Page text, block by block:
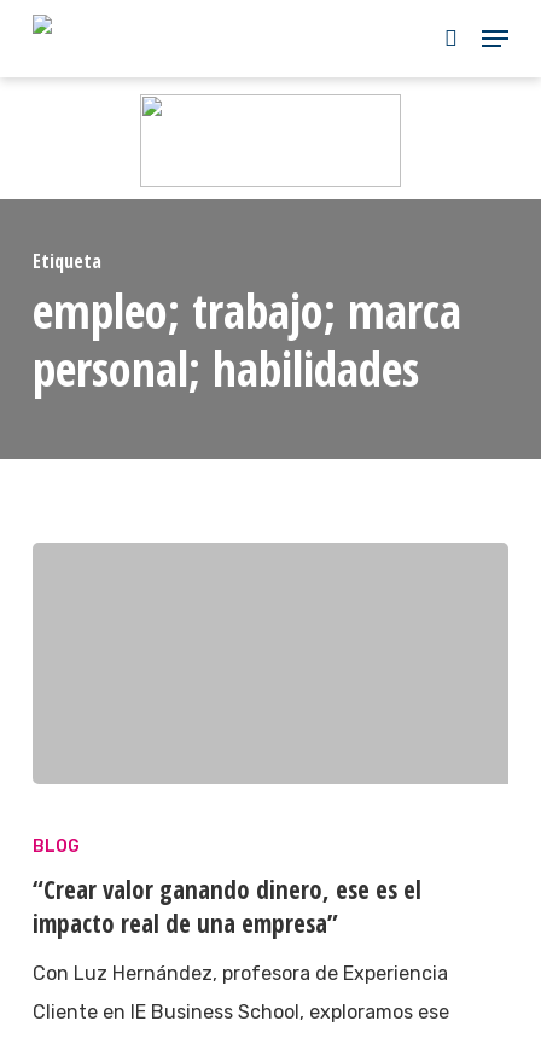
Skip
Etiqueta
empleo; trabajo; marca
personal; habilidades
BLOG
“Crear valor ganando dinero, ese es el
impacto real de una empresa”
Con Luz Hernández, profesora de Experiencia
Cliente en IE Business School, exploramos ese